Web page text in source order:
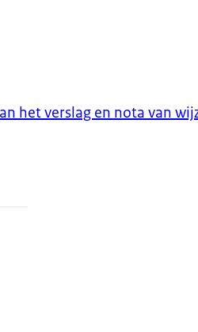
het verslag en nota van